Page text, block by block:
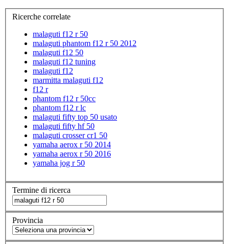
Ricerche correlate
malaguti f12 r 50
malaguti phantom f12 r 50 2012
malaguti f12 50
malaguti f12 tuning
malaguti f12
marmitta malaguti f12
f12 r
phantom f12 r 50cc
phantom f12 r lc
malaguti fifty top 50 usato
malaguti fifty hf 50
malaguti crosser cr1 50
yamaha aerox r 50 2014
yamaha aerox r 50 2016
yamaha jog r 50
Termine di ricerca
Provincia